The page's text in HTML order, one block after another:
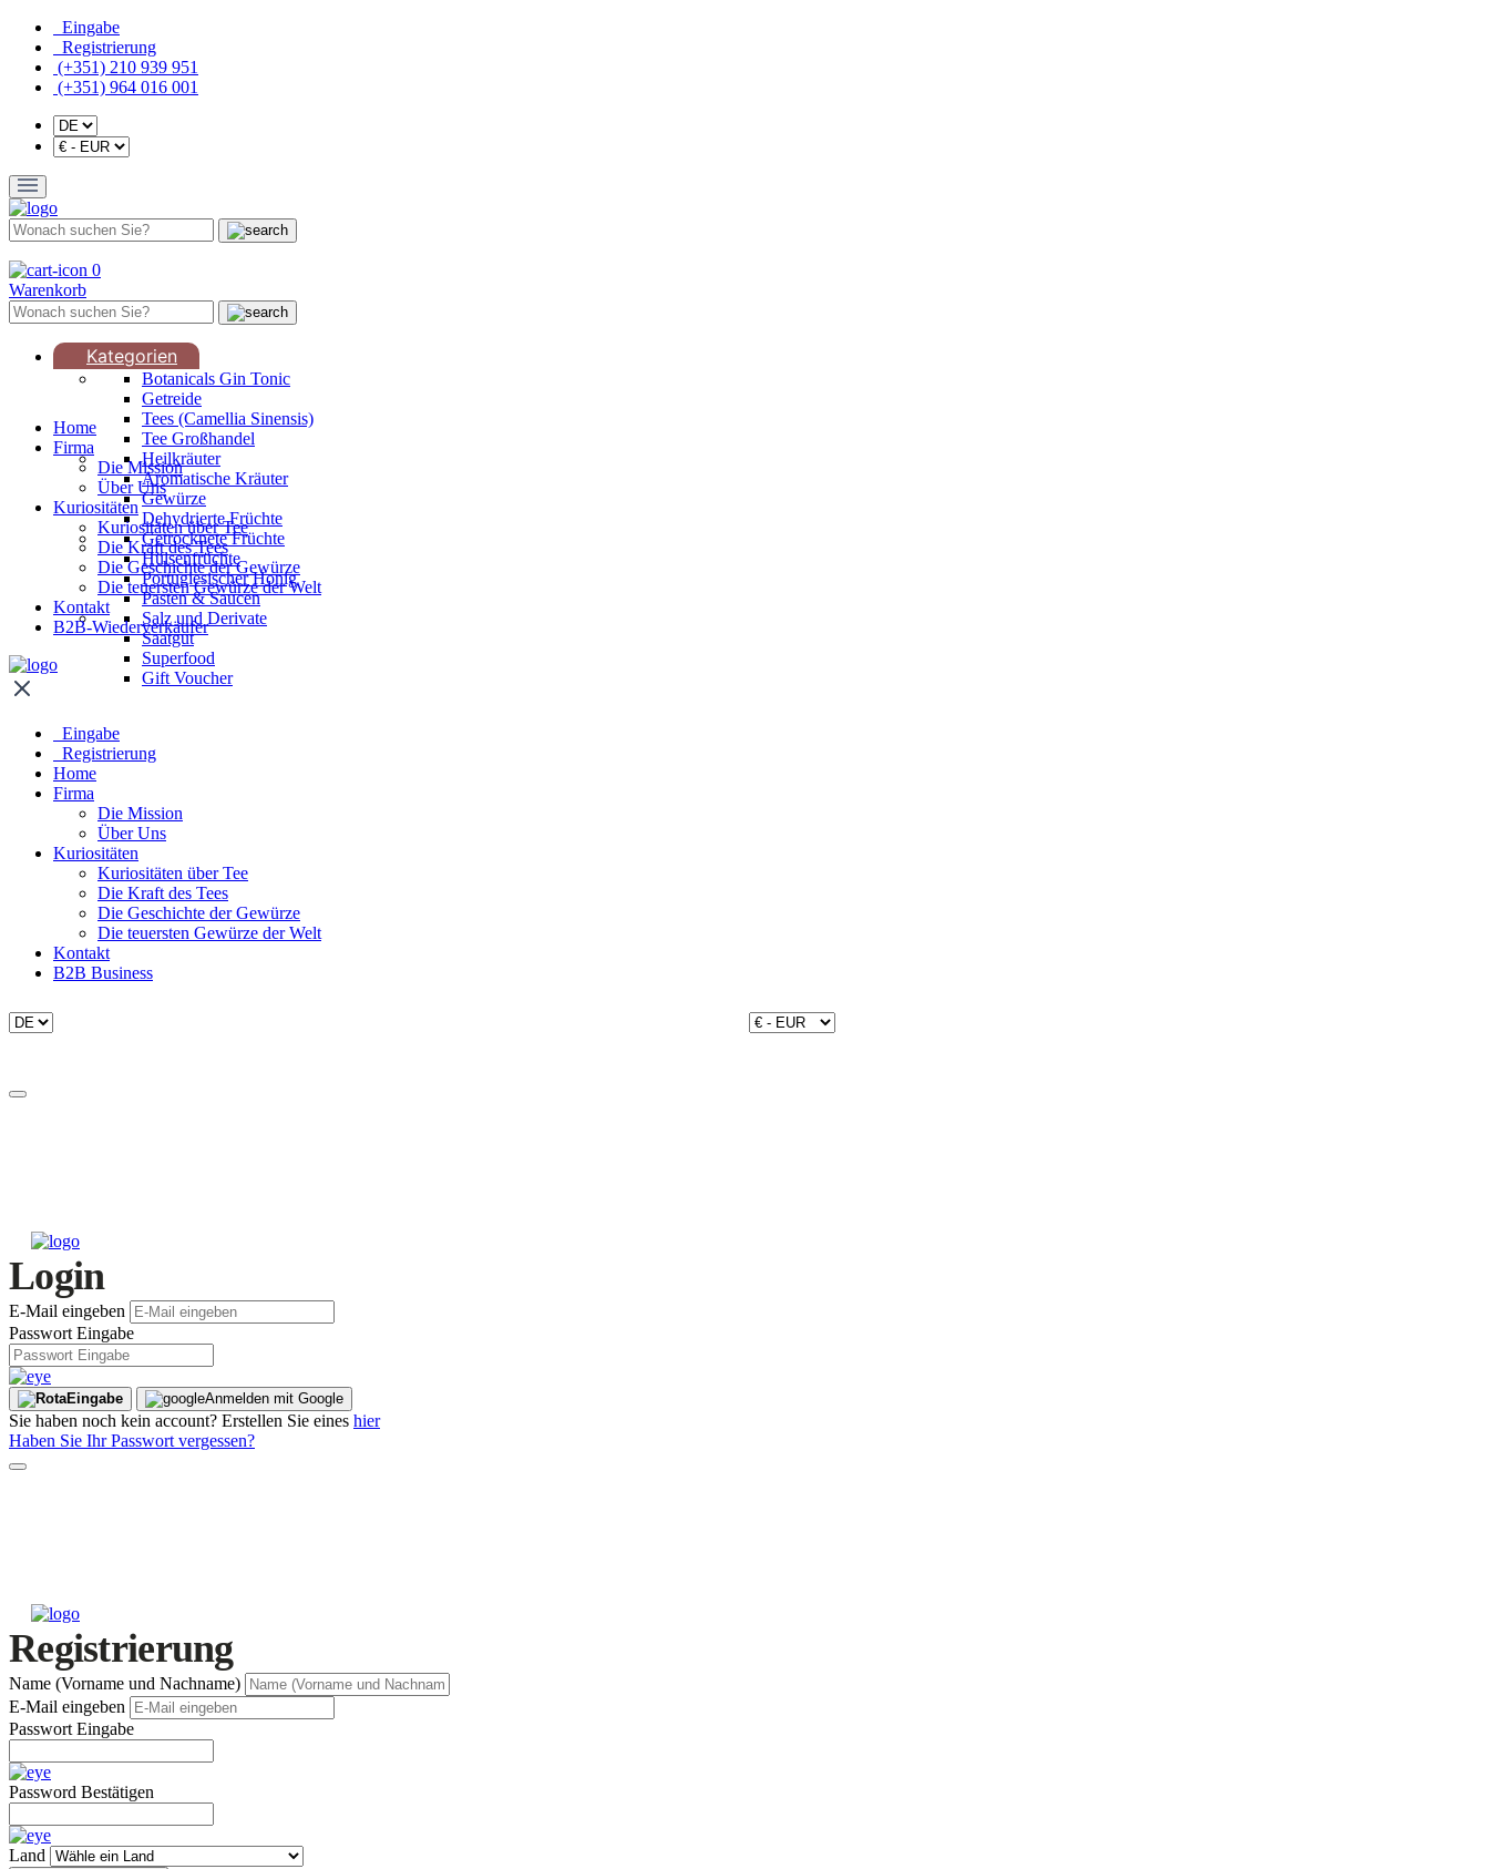
Eingabe
Registrierung
(+351) 210 939 951
(+351) 964 016 001
0
Warenkorb
Kategorien
Botanicals Gin Tonic
Getreide
Tees (Camellia Sinensis)
Tee Großhandel
Heilkräuter
Aromatische Kräuter
Gewürze
Dehydrierte Früchte
Getrocknete Früchte
Hülsenfrüchte
Portugiesischer Honig
Pasten & Saucen
Salz und Derivate
Saatgut
Superfood
Gift Voucher
Home
Firma
Die Mission
Über Uns
Kuriositäten
Kuriositäten über Tee
Die Kraft des Tees
Die Geschichte der Gewürze
Die teuersten Gewürze der Welt
Kontakt
B2B-Wiederverkäufer
Eingabe
Registrierung
Home
Firma
Die Mission
Über Uns
Kuriositäten
Kuriositäten über Tee
Die Kraft des Tees
Die Geschichte der Gewürze
Die teuersten Gewürze der Welt
Kontakt
B2B Business
Login
E-Mail eingeben
Passwort Eingabe
Eingabe Anmelden mit Google
Sie haben noch kein account? Erstellen Sie eines hier
Haben Sie Ihr Passwort vergessen?
Registrierung
Name (Vorname und Nachname)
E-Mail eingeben
Passwort Eingabe
Password Bestätigen
Land